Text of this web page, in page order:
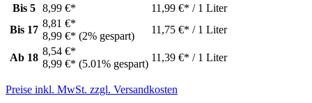
Bis 5 8,99 €*
11,99 €* / 1 Liter
Bis 17
8,81 €*
8,99 €* (2% gespart)
11,75 €* / 1 Liter
Ab 18
8,54 €*
8,99 €* (5.01% gespart)
11,39 €* / 1 Liter
Preise inkl. MwSt. zzgl. Versandkosten